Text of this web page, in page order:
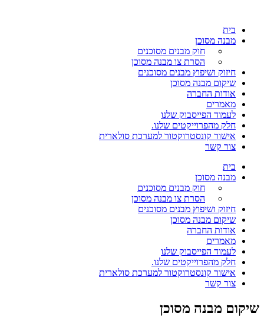
בית
מבנה מסוכן
חוק מבנים מסוכנים
הסרת צו מבנה מסוכן
חיזוק ושיפוץ מבנים מסוכנים
שיקום מבנה מסוכן
אודות החברה
מאמרים
לעמוד הפייסבוק שלנו
חלק מהפרוייקטים שלנו.
אישור קונסטרוקטור למערכת סולארית
צור קשר
בית
מבנה מסוכן
חוק מבנים מסוכנים
הסרת צו מבנה מסוכן
חיזוק ושיפוץ מבנים מסוכנים
שיקום מבנה מסוכן
אודות החברה
מאמרים
לעמוד הפייסבוק שלנו
חלק מהפרוייקטים שלנו.
אישור קונסטרוקטור למערכת סולארית
צור קשר
שיקום מבנה מסוכן